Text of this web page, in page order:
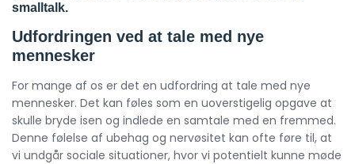
smalltalk.
Udfordringen ved at tale med nye
mennesker
For mange af os er det en udfordring at tale med nye
mennesker. Det kan føles som en uoverstigelig opgave at
skulle bryde isen og indlede en samtale med en fremmed.
Denne følelse af ubehag og nervøsitet kan ofte føre til, at
vi undgår sociale situationer, hvor vi potentielt kunne møde